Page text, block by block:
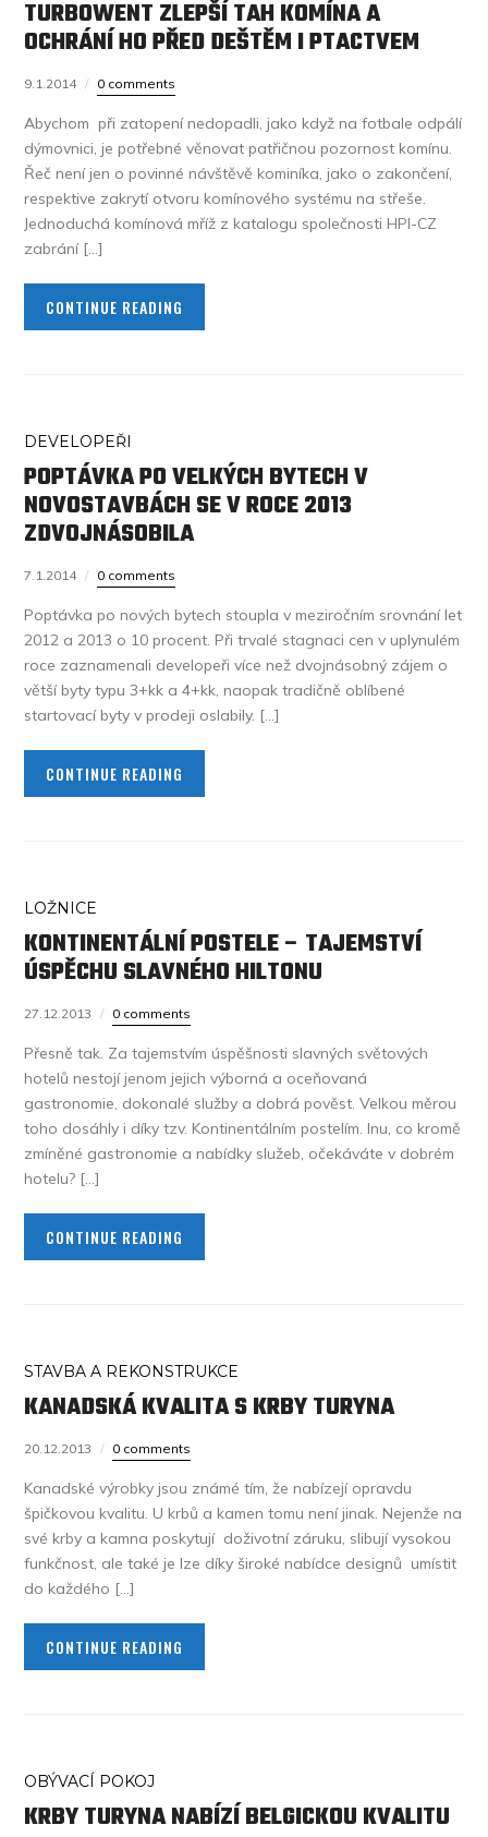
TURBOWENT ZLEPŠÍ TAH KOMÍNA A
OCHRÁNÍ HO PŘED DEŠTĚM I PTACTVEM
9.1.2014 0 comments
Abychom při zatopení nedopadli, jako když na fotbale odpálí
dýmovnici, je potřebné věnovat patřičnou pozornost komínu.
Řeč není jen o povinné návštěvě kominíka, jako o zakončení,
respektive zakrytí otvoru komínového systému na střeše.
Jednoduchá komínová mříž z katalogu společnosti HPI-CZ
zabrání […]
CONTINUE READING
DEVELOPEŘI
POPTÁVKA PO VELKÝCH BYTECH V
NOVOSTAVBÁCH SE V ROCE 2013
ZDVOJNÁSOBILA
7.1.2014 0 comments
Poptávka po nových bytech stoupla v meziročním srovnání let
2012 a 2013 o 10 procent. Při trvalé stagnaci cen v uplynulém
roce zaznamenali developeři více než dvojnásobný zájem o
větší byty typu 3+kk a 4+kk, naopak tradičně oblíbené
startovací byty v prodeji oslabily. […]
CONTINUE READING
LOŽNICE
KONTINENTÁLNÍ POSTELE – TAJEMSTVÍ
ÚSPĚCHU SLAVNÉHO HILTONU
27.12.2013 0 comments
Přesně tak. Za tajemstvím úspěšnosti slavných světových
hotelů nestojí jenom jejich výborná a oceňovaná
gastronomie, dokonalé služby a dobrá pověst. Velkou měrou
toho dosáhly i díky tzv. Kontinentálním postelím. Inu, co kromě
zmíněné gastronomie a nabídky služeb, očekáváte v dobrém
hotelu? […]
CONTINUE READING
STAVBA A REKONSTRUKCE
KANADSKÁ KVALITA S KRBY TURYNA
20.12.2013 0 comments
Kanadské výrobky jsou známé tím, že nabízejí opravdu
špičkovou kvalitu. U krbů a kamen tomu není jinak. Nejenže na
své krby a kamna poskytují doživotní záruku, slibují vysokou
funkčnost, ale také je lze díky široké nabídce designů umístit
do každého […]
CONTINUE READING
OBÝVACÍ POKOJ
KRBY TURYNA NABÍZÍ BELGICKOU KVALITU